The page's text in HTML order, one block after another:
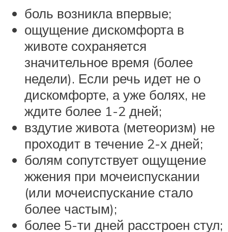
боль возникла впервые;
ощущение дискомфорта в
животе сохраняется
значительное время (более
недели). Если речь идет не о
дискомфорте, а уже болях, не
ждите более 1-2 дней;
вздутие живота (метеоризм) не
проходит в течение 2-х дней;
болям сопутствует ощущение
жжения при мочеиспускании
(или мочеиспускание стало
более частым);
более 5-ти дней расстроен стул;